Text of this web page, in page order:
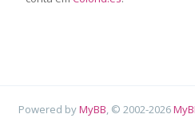
Powered byMyBB , © 2002-2026